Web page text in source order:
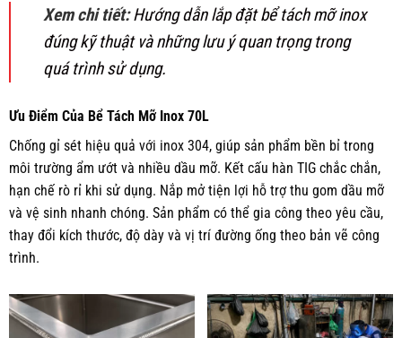
Xem chi tiết: Hướng dẫn lắp đặt bể tách mỡ inox
đúng kỹ thuật và những lưu ý quan trọng trong
quá trình sử dụng.
Ưu Điểm Của Bể Tách Mỡ Inox 70L
Chống gỉ sét hiệu quả với inox 304, giúp sản phẩm bền bỉ trong
môi trường ẩm ướt và nhiều dầu mỡ. Kết cấu hàn TIG chắc chắn,
hạn chế rò rỉ khi sử dụng. Nắp mở tiện lợi hỗ trợ thu gom dầu mỡ
và vệ sinh nhanh chóng. Sản phẩm có thể gia công theo yêu cầu,
thay đổi kích thước, độ dày và vị trí đường ống theo bản vẽ công
trình.